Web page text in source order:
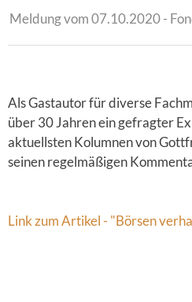
Meldung vom 07.10.2020 -
Als Gastautor für diverse
über 30 Jahren ein gefragter
aktuellsten Kolumnen von
seinen regelmäßigen
Link zum Artikel - "Börsen